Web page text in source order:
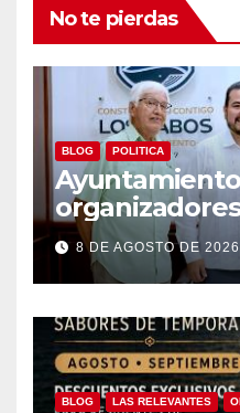
No te pierdas
BLOG POLITICA
coordinan
edición 2026
8 DE AGOSTO DE 2026
BLOG LAS RELEVANTES